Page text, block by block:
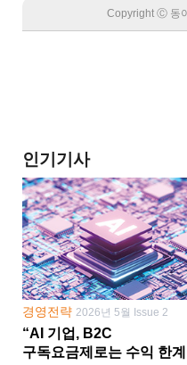
Copyright Ⓒ 동
인기기사
경영전략 2026년 5월 Issue 2
“AI 기업, B2C
구독요금제로는 수익 한계